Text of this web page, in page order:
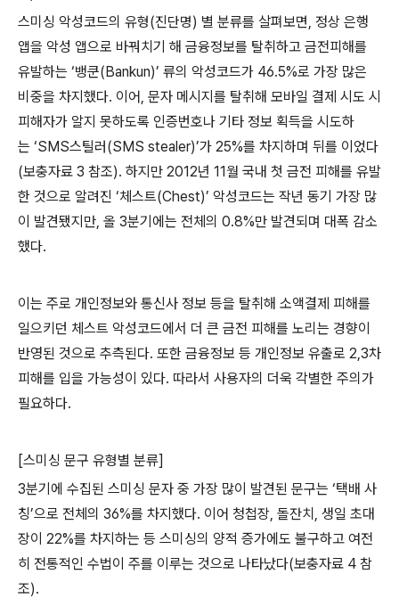
스미싱 악성코드의 유형(진단명) 별 분류를 살펴보면, 정상 은행
앱을 악성 앱으로 바꿔치기 해 금융정보를 탈취하고 금전피해를
유발하는 ‘뱅쿤(Bankun)’ 류의 악성코드가 46.5%로 가장 많은
비중을 차지했다. 이어, 문자 메시지를 탈취해 모바일 결제 시도 시
피해자가 알지 못하도록 인증번호나 기타 정보 획득을 시도하
는 ‘SMS스틸러(SMS stealer)’가 25%를 차지하며 뒤를 이었다
(보충자료 3 참조). 하지만 2012년 11월 국내 첫 금전 피해를 유발
한 것으로 알려진 ‘체스트(Chest)’ 악성코드는 작년 동기 가장 많
이 발견됐지만, 올 3분기에는 전체의 0.8%만 발견되며 대폭 감소
했다.
이는 주로 개인정보와 통신사 정보 등을 탈취해 소액결제 피해를
일으키던 체스트 악성코드에서 더 큰 금전 피해를 노리는 경향이
반영된 것으로 추측된다. 또한 금융정보 등 개인정보 유출로 2,3차
피해를 입을 가능성이 있다. 따라서 사용자의 더욱 각별한 주의가
필요하다.
[스미싱 문구 유형별 분류]
3분기에 수집된 스미싱 문자 중 가장 많이 발견된 문구는 ‘택배 사
칭’으로 전체의 36%를 차지했다. 이어 청첩장, 돌잔치 , 생일 초대
장이 22%를 차지하는 등 스미싱의 양적 증가에도 불구하고 여전
히 전통적인 수법이 주를 이루는 것으로 나타났다(보충자료 4 참
조).